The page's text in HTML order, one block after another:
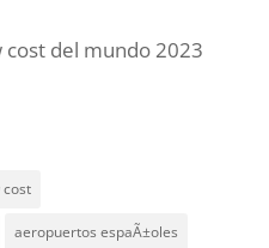
del mundo 2023
aeropuertos espaÃ±oles